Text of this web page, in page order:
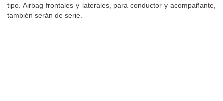
tipo. Airbag frontales y laterales, para conductor y acompañante,
también serán de serie.